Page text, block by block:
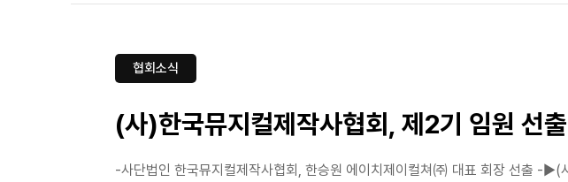
협회소식
(사)한국뮤지컬제작사협회, 제2기 임원 선
-사단법인 한국뮤지컬제작사협회, 한승원 에이치제이컬쳐㈜ 대표 회장 선출 -